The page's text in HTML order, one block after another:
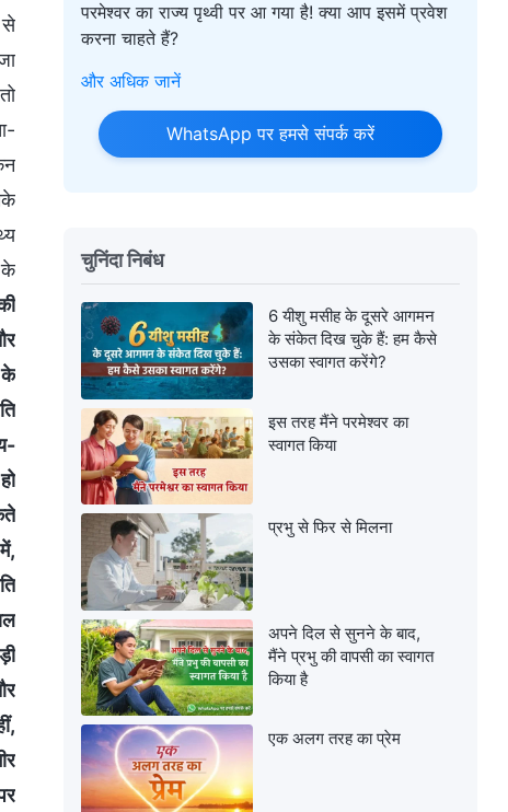
से
के
के
परमेश्वर का राज्य पृथ्वी पर आ गया है! क्या आप इसमें प्रवेश
करना चाहते हैं?
और अधिक जानें
WhatsApp पर हमसे संपर्क करें
चुनिंदा निबंध
6 यीशु मसीह के दूसरे आगमन
के संकेत दिख चुके हैं: हम कैसे
उसका स्‍वागत करेंगे?
इस तरह मैंने परमेश्वर का
स्वागत किया
प्रभु से फिर से मिलना
अपने दिल से सुनने के बाद,
मैंने प्रभु की वापसी का स्वागत
किया है
एक अलग तरह का प्रेम